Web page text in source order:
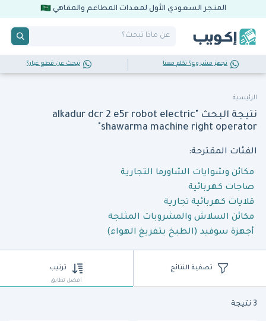
المتجر السعودي الأول لمعدات المطاعم والمقاهي
تجهز مشروع؟ تكلم معنا تبحث عن قطع غيار؟
الرئيسية
نتيجة البحث "alkadur dcr 2 e5r robot electric
shawarma machine right operator"
الفئات المقترحة:
مكائن وشوايات الشاورما التجارية
صاجات كهربائية
قلايات كهربائية تجارية
مكائن السلاش والمشروبات المثلجة
أجهزة سوفيد (الطبخ بتفريغ الهواء)
تصفية النتائج ترتيب
أفضل تطابق
3 نتيجة